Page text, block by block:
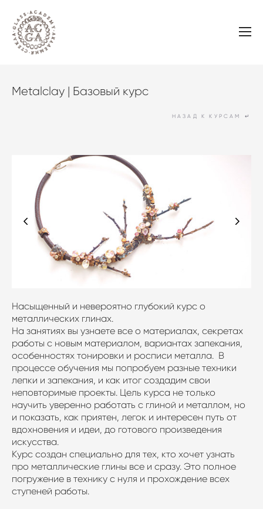
Metalclay | Базовый курс
НАЗАД К КУРСАМ ↵
Насыщенный и невероятно глубокий курс о
металлических глинах.
На занятиях вы узнаете все о материалах, секретах
работы с новым материалом, вариантах запекания,
особенностях тонировки и росписи металла. В
процессе обучения мы попробуем разные техники
лепки и запекания, и как итог создадим свои
неповторимые проекты. Цель курса не только
научить уверенно работать с глиной и металлом, но
и показать, как приятен, легок и интересен путь от
вдохновения и идеи, до готового произведения
искусства.
Курс создан специально для тех, кто хочет узнать
про металлические глины все и сразу. Это полное
погружение в технику с нуля и прохождение всех
ступеней работы.